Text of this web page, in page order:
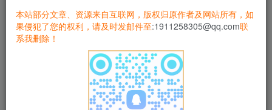
KMS Activator 新增 Win 10/11 数字许可证激活
主要功能
本站部分文章、资源来自互联网，版权归原作者及网站所有，如
果侵犯了您的权利，请及时发邮件至:1911258305@qq.com联
系我删除！